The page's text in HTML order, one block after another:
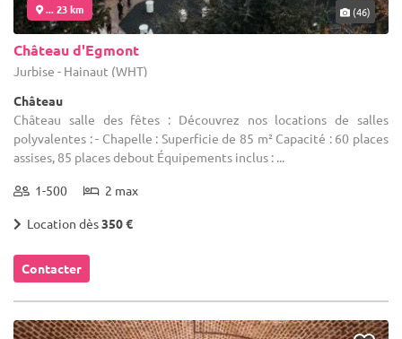
... 23 km (46)
Château d'Egmont
Jurbise - Hainaut (WHT)
Château
Château salle des fêtes : Découvrez nos locations de salles
polyvalentes : - Chapelle : Superficie de 85 m² Capacité : 60 places
assises, 85 places debout Équipements inclus : ...
1-500 2 max
Location dès350 €
Contacter